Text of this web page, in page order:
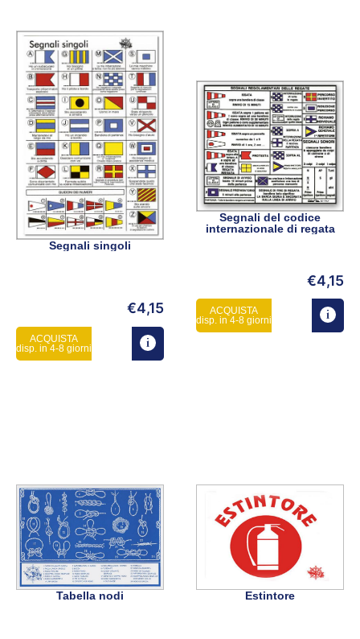
Segnali singoli
€4,15
ACQUISTA
disp. in 4-8 giorni
Segnali del codice
internazionale di regata
€4,15
ACQUISTA
disp. in 4-8 giorni
Tabella nodi Estintore